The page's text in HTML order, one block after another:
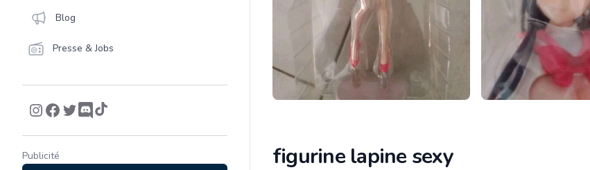
Blog
Presse & Jobs
Publicité figurine lapine sexy